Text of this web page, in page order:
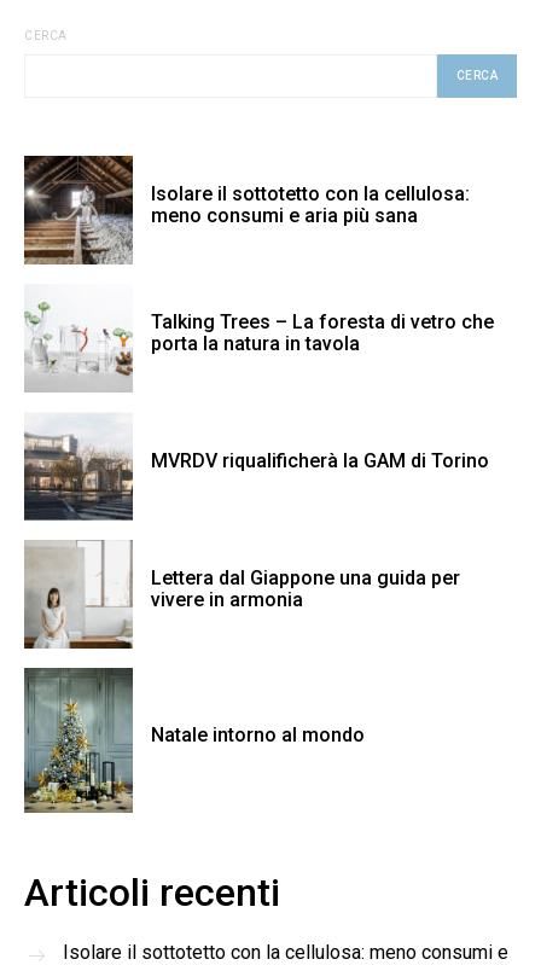
CERCA
CERCA
Isolare il sottotetto con la cellulosa:
meno consumi e aria più sana
Talking Trees – La foresta di vetro che
porta la natura in tavola
MVRDV riqualificherà la GAM di Torino
Lettera dal Giappone una guida per
vivere in armonia
Natale intorno al mondo
Articoli recenti
Isolare il sottotetto con la cellulosa: meno consumi e